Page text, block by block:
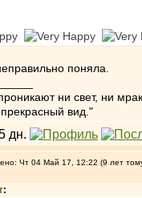
поняла.
ни свет, ни
вид."
Чт 04 Май 17, 12:22 (9 лет
: